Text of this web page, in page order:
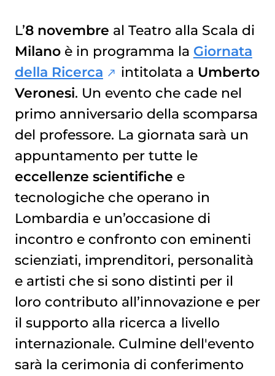
MANTOVANI: LA SCOPERTA DEI NEURONI SPECCHIO FONDAMENTALE PER COMPRENDERE IL FUNZIONAMENTO CEREBRALE
L’8 novembre al Teatro alla Scala di
Milanoè in programma la Giornata
della Ricerca
intitolata a Umberto
Veronesi. Un evento che cade nel
primo anniversario della scomparsa
del professore. La giornata sarà un
appuntamento per tutte le
eccellenze scientifiche e
tecnologiche che operano in
Lombardia e un’occasione di
incontro e confronto con eminenti
scienziati, imprenditori, personalità
e artisti che si sono distinti per il
loro contributo all’innovazione e per
il supporto alla ricerca a livello
internazionale. Culmine dell'evento
sarà la cerimonia di conferimento